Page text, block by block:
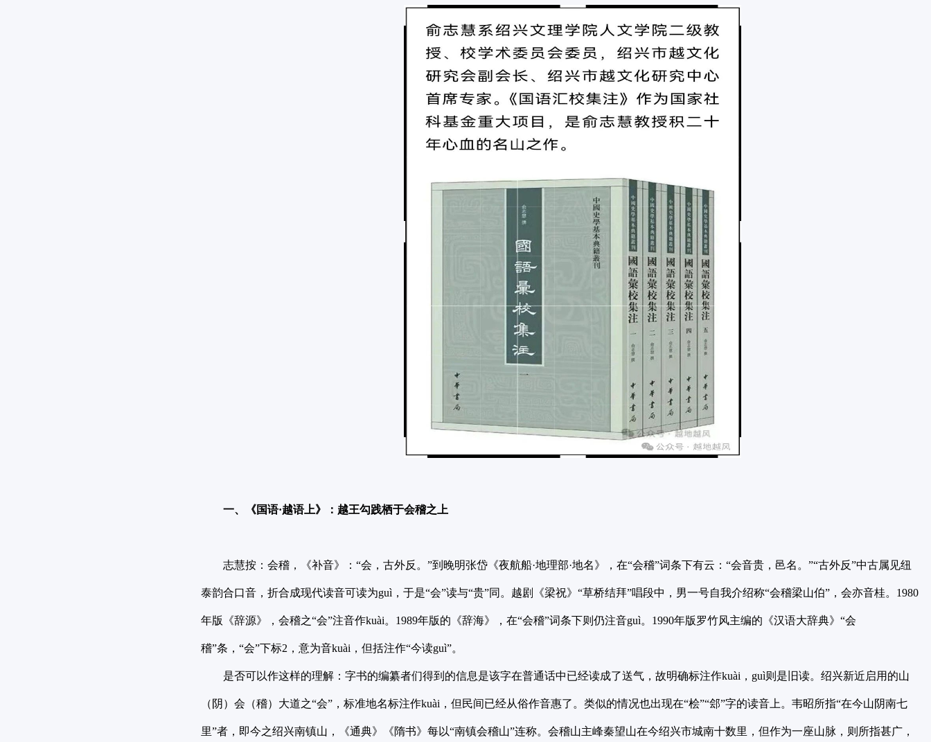
一、《国语·越语上》：越王勾践栖于会稽之上
志慧按：会稽，《补音》：“会，古外反。”到晚明张岱《夜航船·地理部·地名》，在“会稽”词条下有云：“会音贵，邑名。”“古外反”中古属见纽
泰韵合口音，折合成现代读音可读为guì，于是“会”读与“贵”同。越剧《梁祝》“草桥结拜”唱段中，男一号自我介绍称“会稽梁山伯”，会亦音桂。1980
年版《辞源》，会稽之“会”注音作kuài。1989年版的《辞海》，在“会稽”词条下则仍注音guì。1990年版罗竹风主编的《汉语大辞典》“会
稽”条，“会”下标2，意为音kuài，但括注作“今读guì”。
是否可以作这样的理解：字书的编纂者们得到的信息是该字在普通话中已经读成了送气，故明确标注作kuài，guì则是旧读。绍兴新近启用的山
（阴）会（稽）大道之“会”，标准地名标注作kuài，但民间已经从俗作音惠了。类似的情况也出现在“桧”“郐”字的读音上。韦昭所指“在今山阴南七
里”者，即今之绍兴南镇山，《通典》《隋书》每以“南镇会稽山”连称。会稽山主峰秦望山在今绍兴市城南十数里，但作为一座山脉，则所指甚广，